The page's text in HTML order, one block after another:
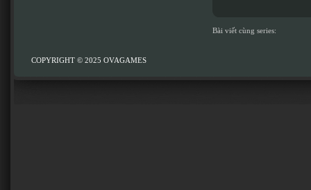
Bài viết cùng series:
COPYRIGHT © 2025 OVAGAMES